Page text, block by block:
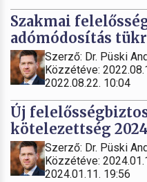
Szakmai
adómódosítás
Szerző: Dr. Püski
Közzétéve:
2022.08.22. 10:04
Új
kötelezettség
Szerző: Dr. Püski
Közzétéve:
2024.01.11. 19:56